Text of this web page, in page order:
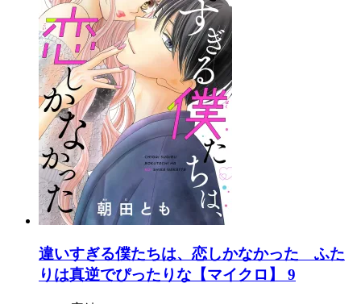
違いすぎる僕たちは、恋しかなかった ふた
りは真逆でぴったりな【マイクロ】 9